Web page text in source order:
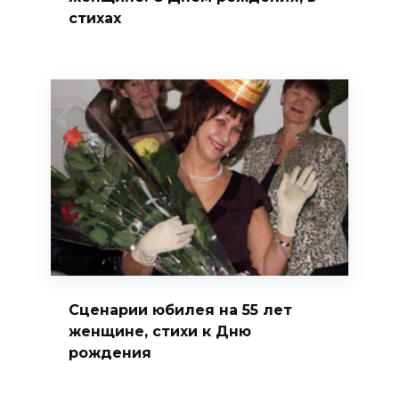
стихах
Сценарии юбилея на 55 лет
женщине, стихи к Дню
рождения